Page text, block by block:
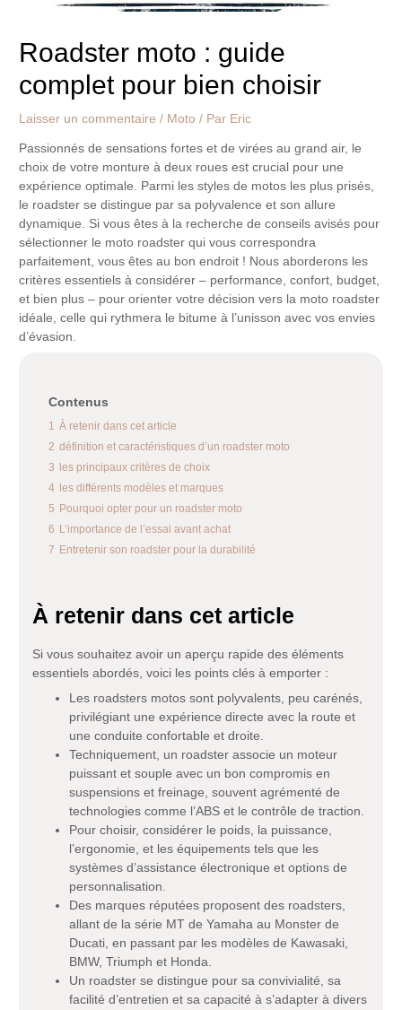
Roadster moto : guide
complet pour bien choisir
Laisser un commentaire / Moto / Par Eric
Passionnés de sensations fortes et de virées au grand air, le
choix de votre monture à deux roues est crucial pour une
expérience optimale. Parmi les styles de motos les plus prisés,
le roadster se distingue par sa polyvalence et son allure
dynamique. Si vous êtes à la recherche de conseils avisés pour
sélectionner le moto roadster qui vous correspondra
parfaitement, vous êtes au bon endroit ! Nous aborderons les
critères essentiels à considérer – performance, confort, budget,
et bien plus – pour orienter votre décision vers la moto roadster
idéale, celle qui rythmera le bitume à l’unisson avec vos envies
d’évasion.
Contenus
1 À retenir dans cet article
2 définition et caractéristiques d’un roadster moto
3
les principaux critères de choix
4 les différents modèles et marques
5 Pourquoi opter pour un roadster moto
6 L’importance de l’essai avant achat
7 Entretenir son roadster pour la durabilité
À retenir dans cet article
Si vous souhaitez avoir un aperçu rapide des éléments
essentiels abordés, voici les points clés à emporter :
Les roadsters motos sont polyvalents, peu carénés,
privilégiant une expérience directe avec la route et
une conduite confortable et droite.
Techniquement, un roadster associe un moteur
puissant et souple avec un bon compromis en
suspensions et freinage, souvent agrémenté de
technologies comme l’ABS et le contrôle de traction.
Pour choisir, considérer le poids, la puissance,
l’ergonomie, et les équipements tels que les
systèmes d’assistance électronique et options de
personnalisation.
Des marques réputées proposent des roadsters,
allant de la série MT de Yamaha au Monster de
Ducati, en passant par les modèles de Kawasaki,
BMW, Triumph et Honda.
Un roadster se distingue pour sa convivialité, sa
facilité d’entretien et sa capacité à s’adapter à divers